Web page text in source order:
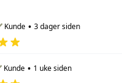
Kunde • 3 dager siden
Kunde • 1 uke siden